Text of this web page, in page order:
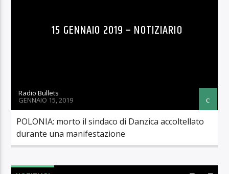
15 GENNAIO 2019 – NOTIZIARIO
Radio Bullets
GENNAIO 15, 2019
POLONIA: morto il sindaco di Danzica accoltellato
durante una manifestazione